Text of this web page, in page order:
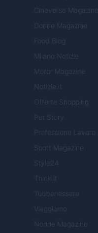
Cineverse Magazine
Donne Magazine
Food Blog
Milano Notizie
Motor Magazine
Notizie.it
Offerte Shopping
Pet Story
Professione Lavoro
Sport Magazine
Style24
Think.it
Tuobenessere
Viaggiamo
Nonne Magazine